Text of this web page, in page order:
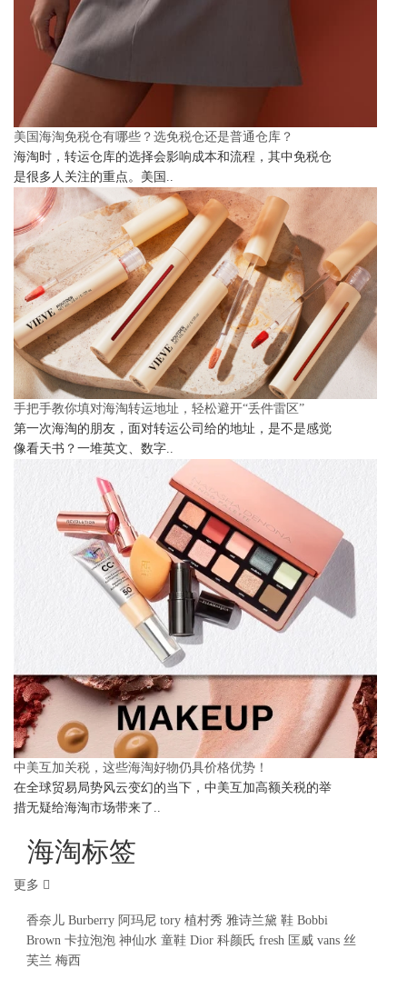
美国海淘免税仓有哪些？选免税仓还是普通仓库？
海淘时，转运仓库的选择会影响成本和流程，其中免税仓
是很多人关注的重点。美国..
手把手教你填对海淘转运地址，轻松避开“丢件雷区”
第一次海淘的朋友，面对转运公司给的地址，是不是感觉
像看天书？一堆英文、数字..
中美互加关税，这些海淘好物仍具价格优势！
在全球贸易局势风云变幻的当下，中美互加高额关税的举
措无疑给海淘市场带来了..
海淘标签
更多
香奈儿 Burberry 阿玛尼 tory 植村秀 雅诗兰黛 鞋 Bobbi
Brown 卡拉泡泡 神仙水 童鞋 Dior 科颜氏 fresh 匡威 vans 丝
芙兰 梅西